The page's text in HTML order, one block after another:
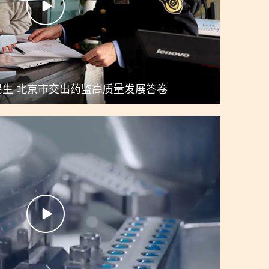
北京市交出药监高质量发展答卷